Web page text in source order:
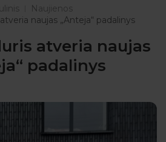
Naujienos
naujas „Anteja“ padalinys
atveria naujas
padalinys